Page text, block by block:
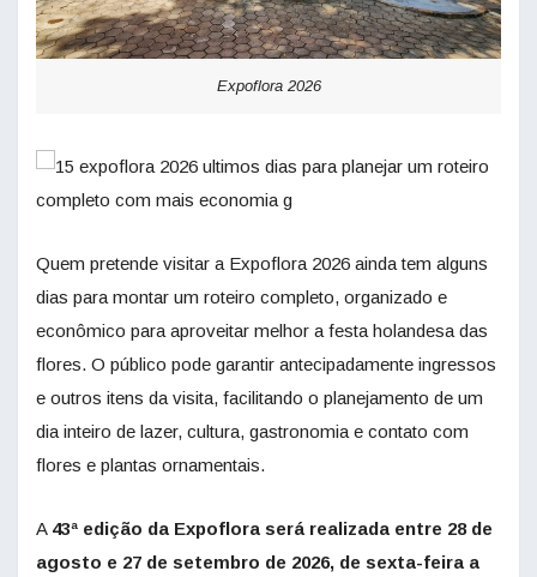
Expoflora 2026
Quem pretende visitar a Expoflora 2026 ainda tem alguns
dias para montar um roteiro completo, organizado e
econômico para aproveitar melhor a festa holandesa das
flores. O público pode garantir antecipadamente ingressos
e outros itens da visita, facilitando o planejamento de um
dia inteiro de lazer, cultura, gastronomia e contato com
flores e plantas ornamentais.
A 43ª edição da Expoflora será realizada entre 28 de
agosto e 27 de setembro de 2026, de sexta-feira a